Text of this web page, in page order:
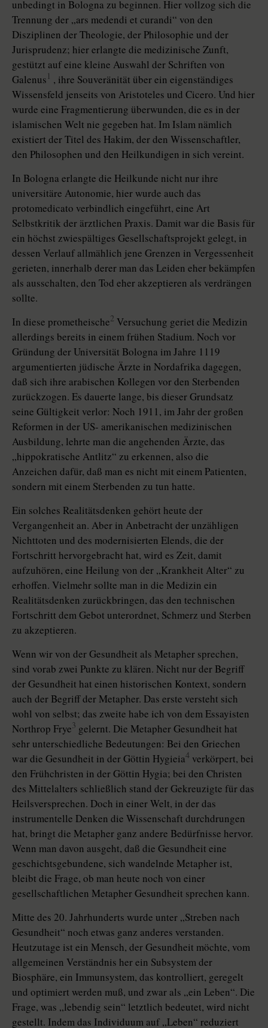
unbedingt in Bologna zu beginnen. Hier vollzog sich die
Trennung der „ars medendi et curandi“ von den
Disziplinen der Theologie, der Philosophie und der
Jurisprudenz; hier erlangte die medizinische Zunft,
gestützt auf eine kleine Auswahl der Schriften von
Galenus 1 , ihre Souveränität über ein eigenständiges
Wissensfeld jenseits von Aristoteles und Cicero. Und hier
wurde eine Fragmentierung überwunden, die es in der
islamischen Welt nie gegeben hat. Im Islam nämlich
existiert der Titel des Hakim, der den Wissenschaftler,
den Philosophen und den Heilkundigen in sich vereint.
In Bologna erlangte die Heilkunde nicht nur ihre
universitäre Autonomie, hier wurde auch das
protomedicato verbindlich eingeführt, eine Art
Selbstkritik der ärztlichen Praxis. Damit war die Basis für
ein höchst zwiespältiges Gesellschaftsprojekt gelegt, in
dessen Verlauf allmählich jene Grenzen in Vergessenheit
gerieten, innerhalb derer man das Leiden eher bekämpfen
als ausschalten, den Tod eher akzeptieren als verdrängen
sollte.
In diese prometheische2 Versuchung geriet die Medizin
allerdings bereits in einem frühen Stadium. Noch vor
Gründung der Universität Bologna im Jahre 1119
argumentierten jüdische Ärzte in Nordafrika dagegen,
daß sich ihre arabischen Kollegen vor den Sterbenden
zurückzogen. Es dauerte lange, bis dieser Grundsatz
seine Gültigkeit verlor: Noch 1911, im Jahr der großen
Reformen in der US- amerikanischen medizinischen
Ausbildung, lehrte man die angehenden Ärzte, das
„hippokratische Antlitz“ zu erkennen, also die
Anzeichen dafür, daß man es nicht mit einem Patienten,
sondern mit einem Sterbenden zu tun hatte.
Ein solches Realitätsdenken gehört heute der
Vergangenheit an. Aber in Anbetracht der unzähligen
Nichttoten und des modernisierten Elends, die der
Fortschritt hervorgebracht hat, wird es Zeit, damit
aufzuhören, eine Heilung von der „Krankheit Alter“ zu
erhoffen. Vielmehr sollte man in die Medizin ein
Realitätsdenken zurückbringen, das den technischen
Fortschritt dem Gebot unterordnet, Schmerz und Sterben
zu akzeptieren.
Wenn wir von der Gesundheit als Metapher sprechen,
sind vorab zwei Punkte zu klären. Nicht nur der Begriff
der Gesundheit hat einen historischen Kontext, sondern
auch der Begriff der Metapher. Das erste versteht sich
wohl von selbst; das zweite habe ich von dem Essayisten
Northrop Frye3 gelernt. Die Metapher Gesundheit hat
sehr unterschiedliche Bedeutungen: Bei den Griechen
war die Gesundheit in der Göttin Hygieia4 verkörpert, bei
den Frühchristen in der Göttin Hygia; bei den Christen
des Mittelalters schließlich stand der Gekreuzigte für das
Heilsversprechen. Doch in einer Welt, in der das
instrumentelle Denken die Wissenschaft durchdrungen
hat, bringt die Metapher ganz andere Bedürfnisse hervor.
Wenn man davon ausgeht, daß die Gesundheit eine
geschichtsgebundene, sich wandelnde Metapher ist,
bleibt die Frage, ob man heute noch von einer
gesellschaftlichen Metapher Gesundheit sprechen kann.
Mitte des 20. Jahrhunderts wurde unter „Streben nach
Gesundheit“ noch etwas ganz anderes verstanden.
Heutzutage ist ein Mensch, der Gesundheit möchte, vom
allgemeinen Verständnis her ein Subsystem der
Biosphäre, ein Immunsystem, das kontrolliert, geregelt
und optimiert werden muß, und zwar als „ein Leben“. Die
Frage, was „lebendig sein“ letztlich bedeutet, wird nicht
gestellt. Indem das Individuum auf „Leben“ reduziert